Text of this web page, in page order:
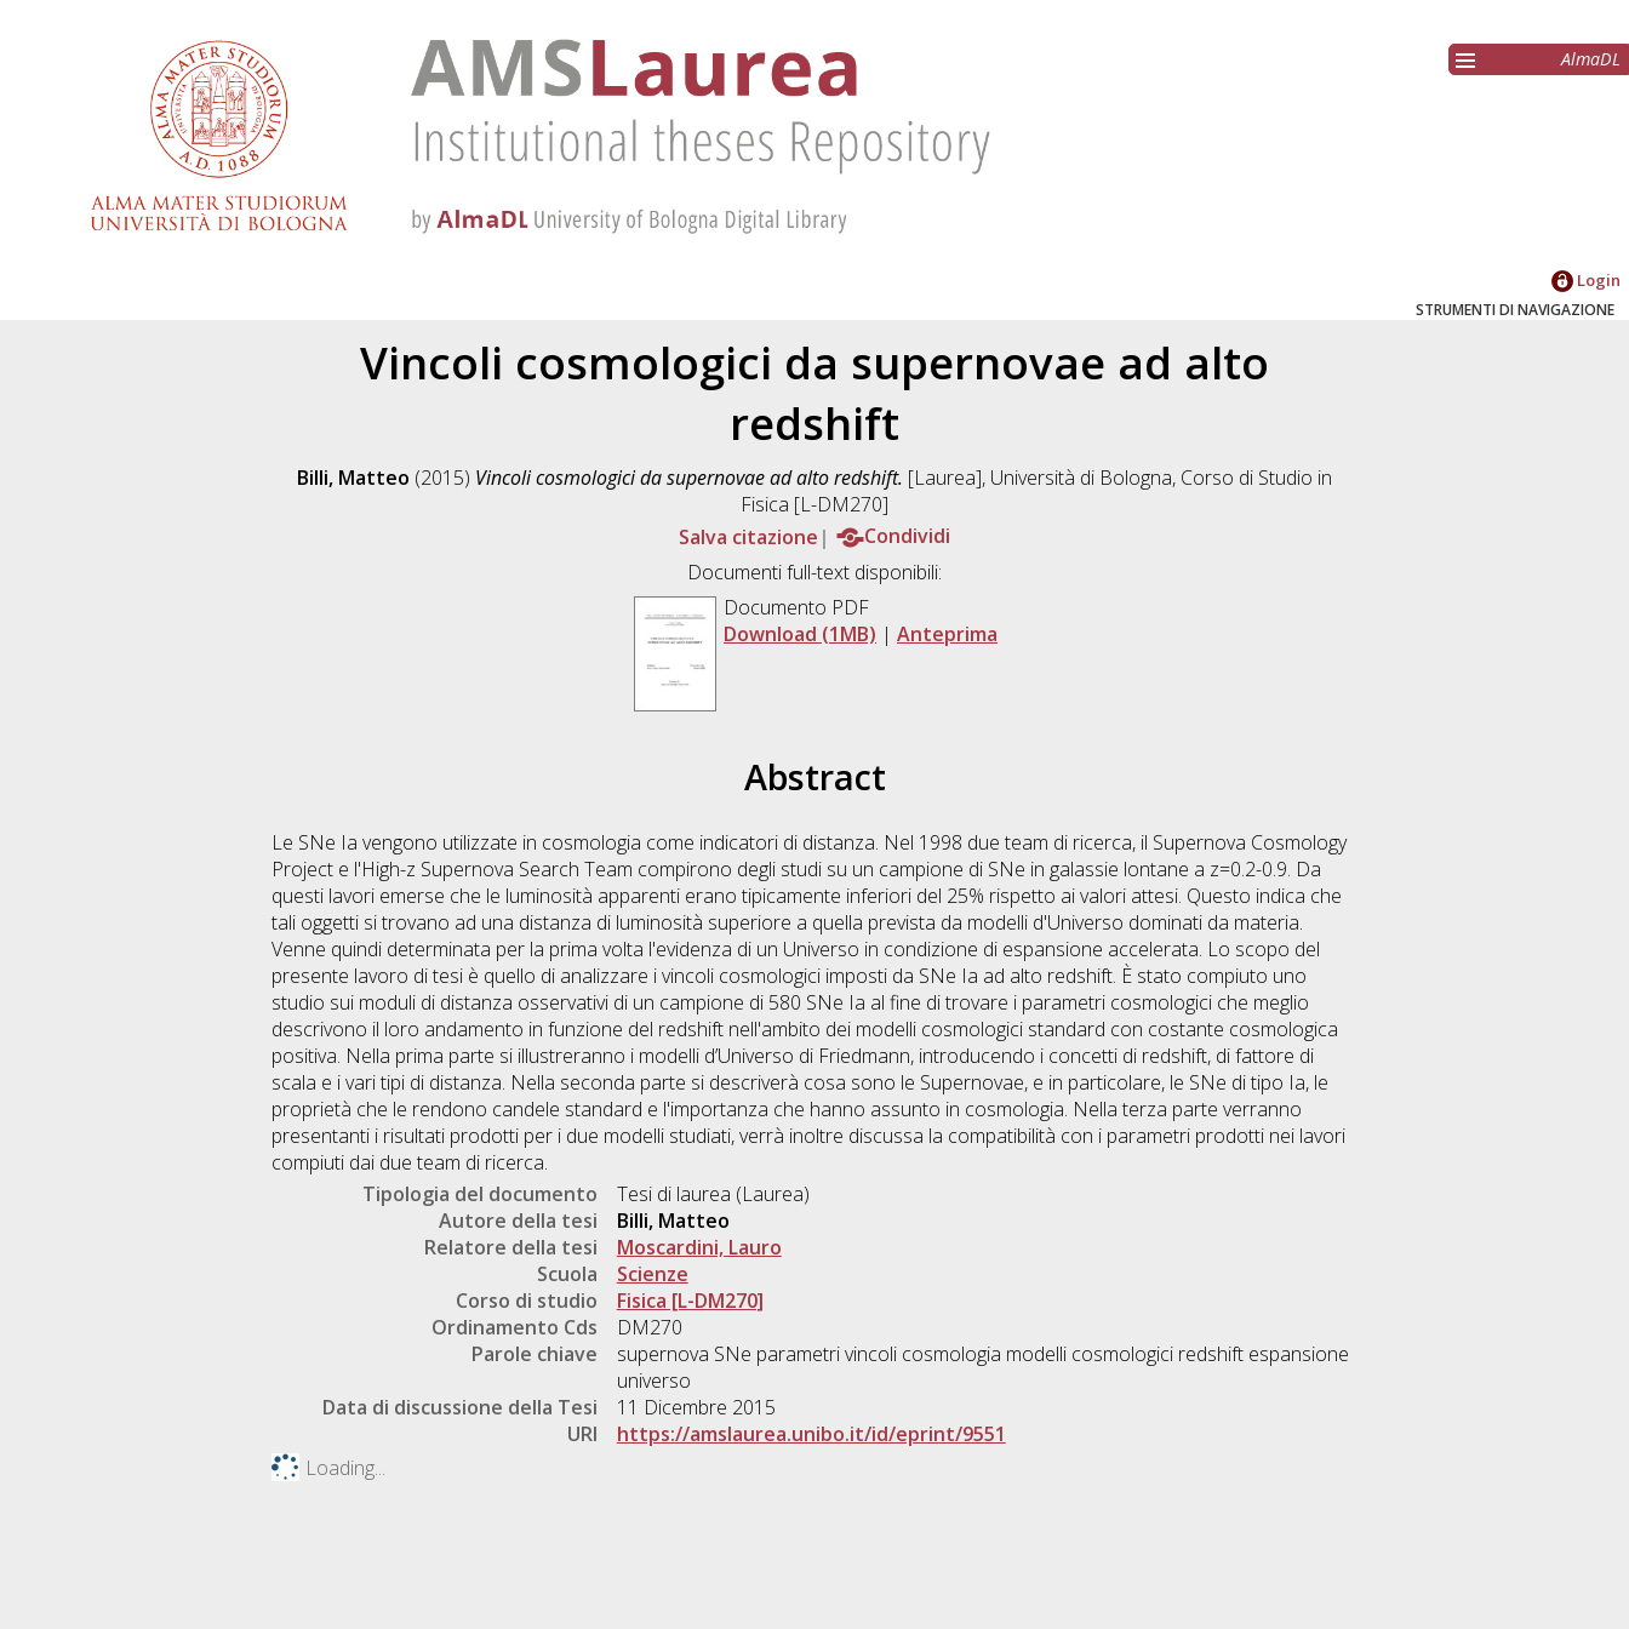
AlmaDL
Login
STRUMENTI DI NAVIGAZIONE
Vincoli cosmologici da supernovae ad alto
redshift
Billi, Matteo (2015) Vincoli cosmologici da supernovae ad alto redshift. [Laurea], Università di Bologna, Corso di Studio in
Fisica [L-DM270]
Salva citazione
Condividi
Documenti full-text disponibili:
Documento PDF
Download (1MB) | Anteprima
Abstract
Le SNe Ia vengono utilizzate in cosmologia come indicatori di distanza. Nel 1998 due team di ricerca, il Supernova Cosmology
Project e l'High-z Supernova Search Team compirono degli studi su un campione di SNe in galassie lontane a z=0.2-0.9. Da
questi lavori emerse che le luminosità apparenti erano tipicamente inferiori del 25% rispetto ai valori attesi. Questo indica che
tali oggetti si trovano ad una distanza di luminosità superiore a quella prevista da modelli d'Universo dominati da materia.
Venne quindi determinata per la prima volta l'evidenza di un Universo in condizione di espansione accelerata. Lo scopo del
presente lavoro di tesi è quello di analizzare i vincoli cosmologici imposti da SNe Ia ad alto redshift. È stato compiuto uno
studio sui moduli di distanza osservativi di un campione di 580 SNe Ia al fine di trovare i parametri cosmologici che meglio
descrivono il loro andamento in funzione del redshift nell'ambito dei modelli cosmologici standard con costante cosmologica
positiva. Nella prima parte si illustreranno i modelli d’Universo di Friedmann, introducendo i concetti di redshift, di fattore di
scala e i vari tipi di distanza. Nella seconda parte si descriverà cosa sono le Supernovae, e in particolare, le SNe di tipo Ia, le
proprietà che le rendono candele standard e l'importanza che hanno assunto in cosmologia. Nella terza parte verranno
presentanti i risultati prodotti per i due modelli studiati, verrà inoltre discussa la compatibilità con i parametri prodotti nei lavori
compiuti dai due team di ricerca.
Tipologia del documento
Tesi di laurea (Laurea)
Autore della tesi
Billi, Matteo
Relatore della tesi
Moscardini, Lauro
Scuola
Scienze
Corso di studio
Fisica [L-DM270]
Ordinamento Cds
DM270
Parole chiave
supernova SNe parametri vincoli cosmologia modelli cosmologici redshift espansione
universo
Data di discussione della Tesi
11 Dicembre 2015
URI
https://amslaurea.unibo.it/id/eprint/9551
Loading...